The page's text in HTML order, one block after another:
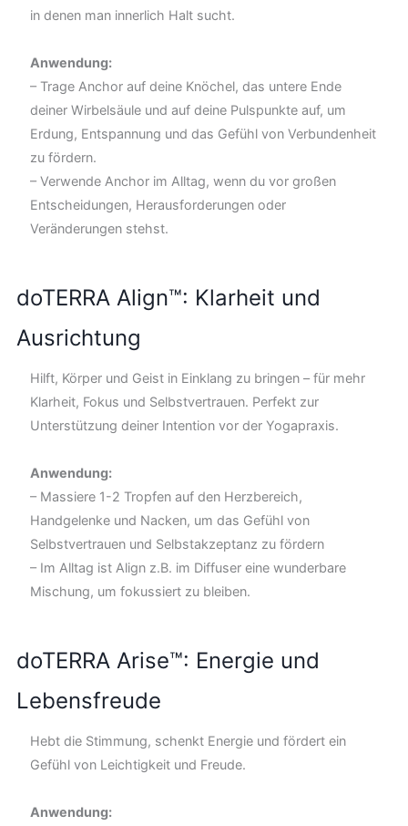
in denen man innerlich Halt sucht.
Anwendung:
– Trage Anchor auf deine Knöchel, das untere Ende
deiner Wirbelsäule und auf deine Pulspunkte auf, um
Erdung, Entspannung und das Gefühl von Verbundenheit
zu fördern.
– Verwende Anchor im Alltag, wenn du vor großen
Entscheidungen, Herausforderungen oder
Veränderungen stehst.
doTERRA Align™: Klarheit und
Ausrichtung
Hilft, Körper und Geist in Einklang zu bringen – für mehr
Klarheit, Fokus und Selbstvertrauen. Perfekt zur
Unterstützung deiner Intention vor der Yogapraxis.
Anwendung:
– Massiere 1-2 Tropfen auf den Herzbereich,
Handgelenke und Nacken, um das Gefühl von
Selbstvertrauen und Selbstakzeptanz zu fördern
– Im Alltag ist Align z.B. im Diffuser eine wunderbare
Mischung, um fokussiert zu bleiben.
doTERRA Arise™: Energie und
Lebensfreude
Hebt die Stimmung, schenkt Energie und fördert ein
Gefühl von Leichtigkeit und Freude.
Anwendung: